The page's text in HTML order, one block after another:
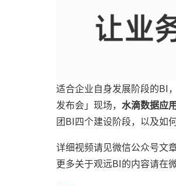
适合企业自身发展阶段的BI
发布会」现场， 水滴数据应
团BI四个建设阶段，以及如
详细视频请见微信公众号文
更多关于观远BI的内容请在